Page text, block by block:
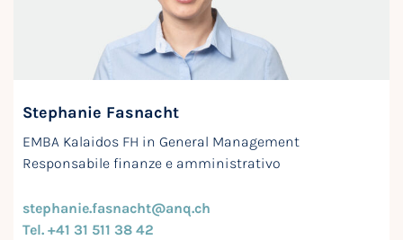
Stephanie Fasnacht
EMBA Kalaidos FH in General Management
Responsabile finanze e amministrativo
stephanie.fasnacht@anq.ch
Tel. +41 31 511 38 42